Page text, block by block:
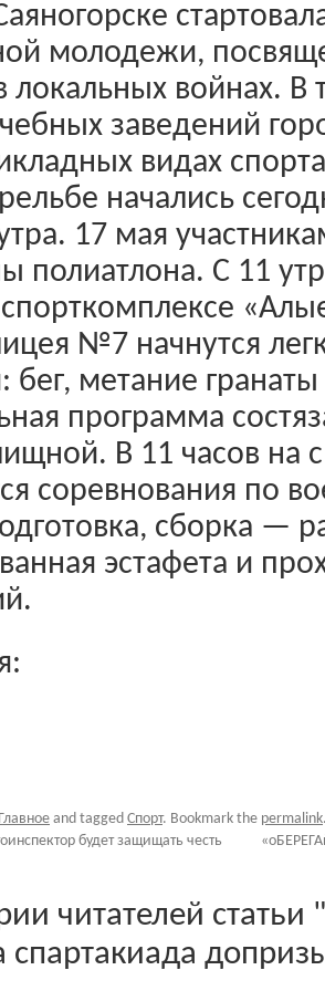
молодежи,
локальных войнах. В
заведений
видах
начались
17 мая
полиатлона. С 11
№7 начнутся
бег, метание
программа
В 11 часов на
соревнования по
сборка —
эстафета и
Главное and tagged Спорт. Bookmark the permalink
будет защищать честь
читателей статьи
спартакиада